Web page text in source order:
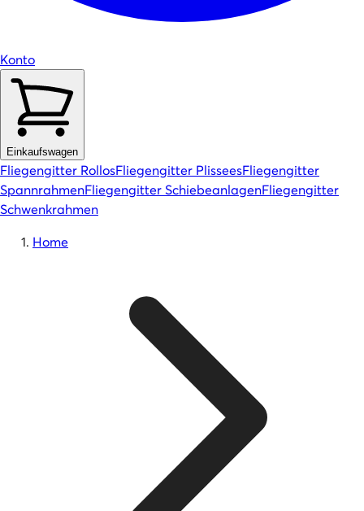
Konto
Einkaufswagen
Fliegengitter RollosFliegengitter PlisseesFliegengitter
SpannrahmenFliegengitter SchiebeanlagenFliegengitter
Schwenkrahmen
Home